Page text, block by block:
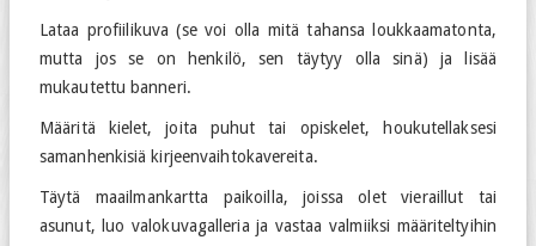
Lataa profiilikuva (se voi olla mitä tahansa loukkaamatonta,
mutta jos se on henkilö, sen täytyy olla sinä) ja lisää
mukautettu banneri.
Määritä kielet, joita puhut tai opiskelet, houkutellaksesi
samanhenkisiä kirjeenvaihtokavereita.
Täytä maailmankartta paikoilla, joissa olet vieraillut tai
asunut, luo valokuvagalleria ja vastaa valmiiksi määriteltyihin